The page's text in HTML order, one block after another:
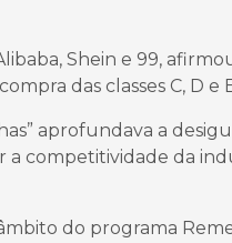
Shein e 99,
das classes C, D e
aprofundava a
competitividade da
do programa